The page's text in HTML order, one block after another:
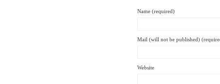
Name (required)
Mail (will not be published)
Website